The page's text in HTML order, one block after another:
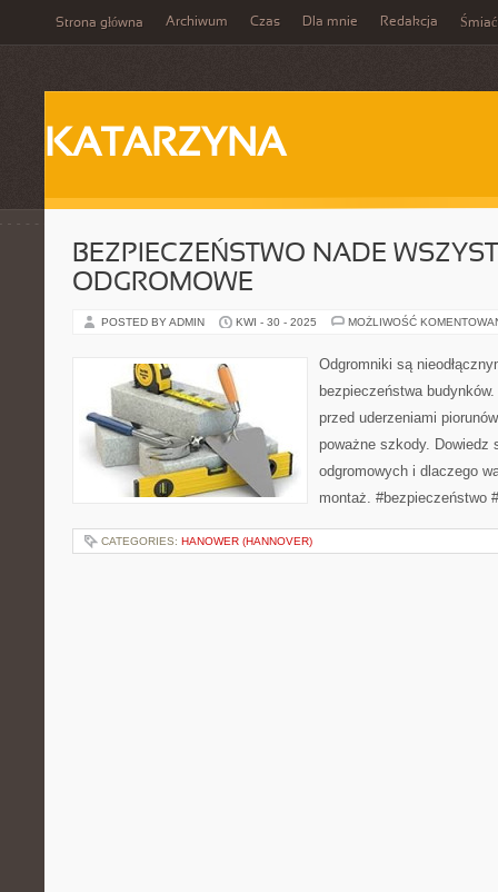
Strona główna Archiwum Czas Dla mnie Redakcja Śmiać
KATARZYNA
BEZPIECZEŃSTWO NADE
ODGROMOWE
POSTED BY ADMIN KWI - 30 - 2025 MOŻLIWOŚĆ
Odgromniki są
bezpieczeństwa
przed uderzeniami
poważne szkody. Dowiedz
odgromowych i dlaczego
montaż. #bezpieczeństwo
CATEGORIES: HANOWER (HANNOVER)